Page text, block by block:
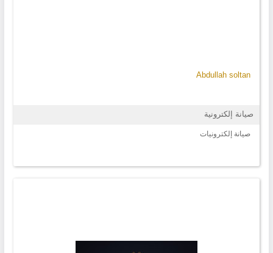
Abdullah soltan
صيانة إلكترونية
صيانة إلكترونيات